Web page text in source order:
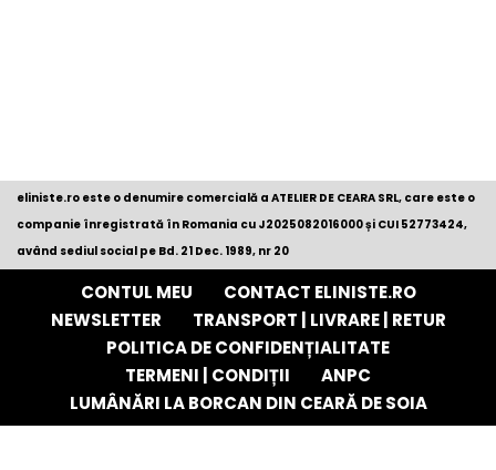
eliniste.ro este o denumire comercială a ATELIER DE CEARA SRL, care este o
companie înregistrată în Romania cu J2025082016000și CUI 52773424,
având sediul social pe Bd. 21 Dec. 1989, nr 20
CONTUL MEU
CONTACT ELINISTE.RO
NEWSLETTER
TRANSPORT | LIVRARE | RETUR
POLITICA DE CONFIDENȚIALITATE
TERMENI | CONDIȚII
ANPC
LUMÂNĂRI LA BORCAN DIN CEARĂ DE SOIA